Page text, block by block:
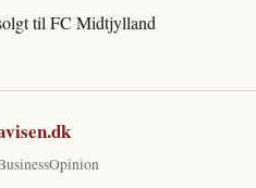
til FC Midtjylland
Opinion